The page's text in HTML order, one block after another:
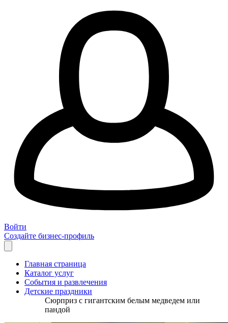
Войти
Создайте бизнес-профиль
Главная страница
Каталог услуг
События и развлечения
Детские праздники
Сюрприз с гигантским белым медведем или
пандой